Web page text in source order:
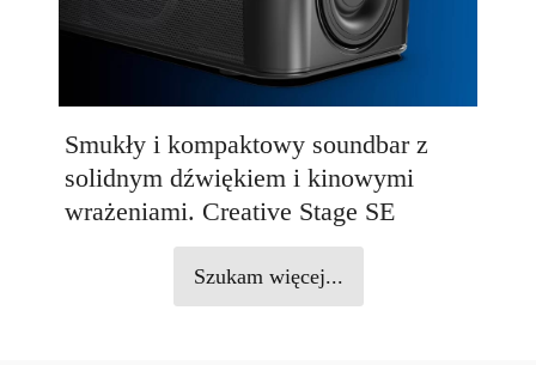
Smukły i kompaktowy soundbar z
solidnym dźwiękiem i kinowymi
wrażeniami. Creative Stage SE
Szukam więcej...